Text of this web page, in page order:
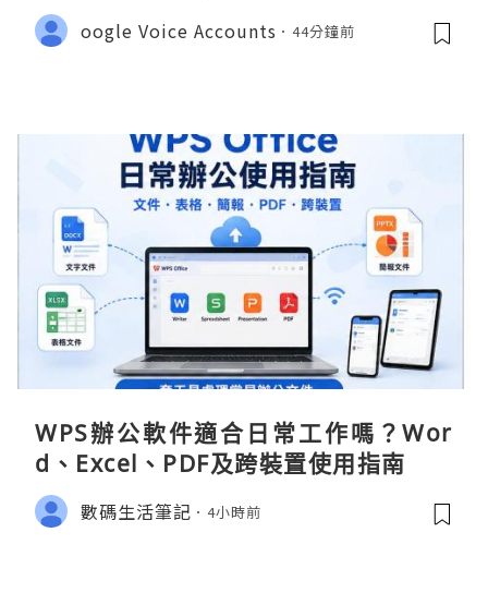
oogle Voice Accounts 44分鐘前
WPS辦公軟件適合日常工作嗎？Wor
d、Excel、PDF及跨裝置使用指南
數碼生活筆記 4小時前